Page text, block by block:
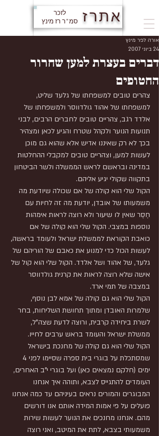
לזכר
סמ"ר רז מינץ
אתרז
דברים בעצרת למען שחרור
החטופים
אורה לפר מינץ
24 ביוני 2007
צהרים טובים למשפחתו של גלעד שליט,
למשפחתו של אהוד גולדווסר ולמשפחתו של
אלדד רגב, צהריים טובים לחברים הרבים, לבני
תנועות הנוער ולקהל שטרח והגיע לכאן ומצהיר
בכך לא רק שאיננו אדיש אלא שהוא גם מוכן
לעשות למען, וצהריים טובים למקבלי ההחלטות
במדינה ובראשם לראש הממשלה ולשר הביטחון
בתקווה שקולי יגיע אליהם.
הקול שלי הוא קולה של אם שכולה שיודעת מה
משמעותו של אובדן, יודעת מה זה לחיות עם
חֶסֶר שאין לו שיעור ולא רוצה לראות אימהות
נוספות במצבי. הקול שלי הוא קולה של אם
כואבת הקוראת לממשלת ישראל ולעומד בראשה,
לעשות הכול כדי למנוע את כאבם של הוריהם של
גלעד, של אהוד ושל אלדד. הקול שלי הוא קול של
אישה שלא רוצה לראות את קרנית גולדווסר
במצבה של תמי ארד.
הקול שלי הוא גם קולה של אמא לבן נוסף,
שלמרות האובדן ומתוך תחושת השליחות, בחר
לשרת ביחידה קרבית, ורוצה לדעת שצה"ל,
ממשלת ישראל והעומד בראש ערבים לחייו.
הקול שלי הוא גם קולה של מחנכת בישראל
ימים (חלקם נמצאים כאן) ועל בוגרי י"ב האחרים,
העומדים להתגייס לצבא, ותוהה איך אנחנו
המבוגרים והמורים נראים בעיניהם עד כמה אנחנו
פועלים על פי אמות המידה אותם אנו דורשים
מהם. אנחנו מחנכים את הנוער לעשות שירות
משמעותי בצבא, לתת את המיטב, ואני רוצה